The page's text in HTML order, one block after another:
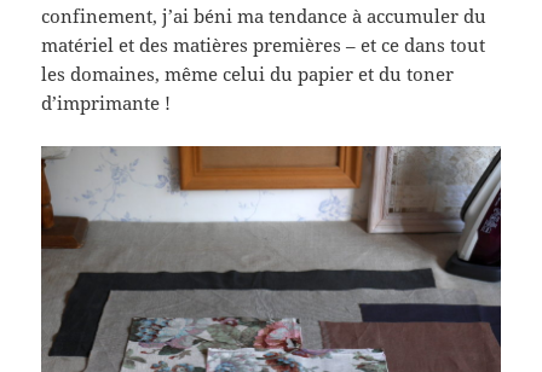
confinement, j’ai béni ma tendance à accumuler du
matériel et des matières premières – et ce dans tout
les domaines, même celui du papier et du toner
d’imprimante !